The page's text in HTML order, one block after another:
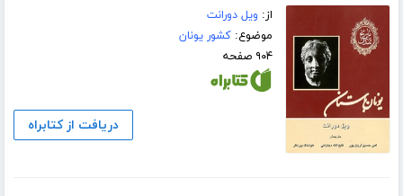
از: ویل دورانت
موضوع:کشور یونان
۹۰۴ صفحه
دریافت از کتابراه